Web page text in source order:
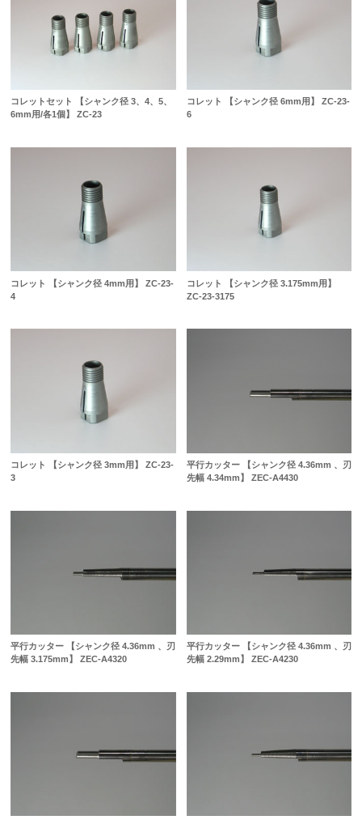
コレットセット 【シャンク径 3、4、5、
6mm用/各1個】 ZC-23
コレット 【シャンク径 6mm用】 ZC-23-
6
コレット 【シャンク径 4mm用】 ZC-23-
4
コレット 【シャンク径 3.175mm用】
ZC-23-3175
コレット 【シャンク径 3mm用】 ZC-23-
3
平行カッター 【シャンク径 4.36mm 、刃
先幅 4.34mm】 ZEC-A4430
平行カッター 【シャンク径 4.36mm 、刃
先幅 3.175mm】 ZEC-A4320
平行カッター 【シャンク径 4.36mm 、刃
先幅 2.29mm】 ZEC-A4230